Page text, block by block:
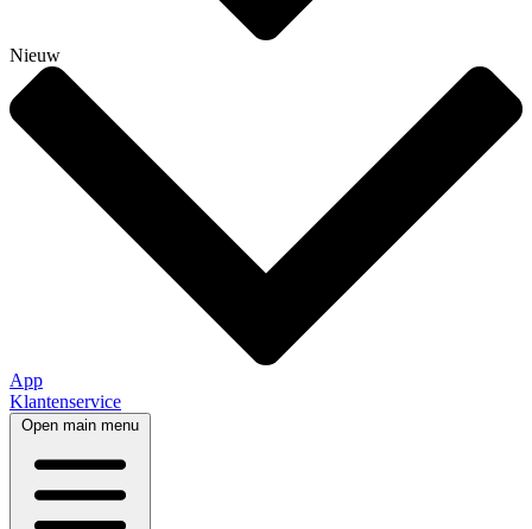
Nieuw
App
Klantenservice
Open main menu